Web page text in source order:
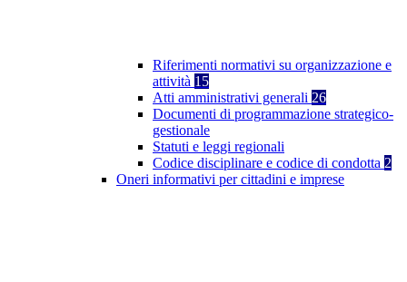
Riferimenti normativi su organizzazione e
attività 15
Atti amministrativi generali 26
Documenti di programmazione strategico-
gestionale
Statuti e leggi regionali
Codice disciplinare e codice di condotta 2
Oneri informativi per cittadini e imprese